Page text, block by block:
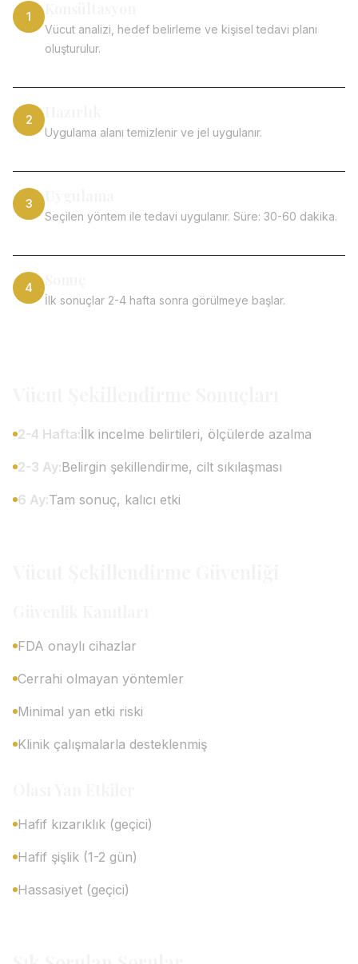
1
Vücut analizi, hedef belirleme ve kişisel tedavi planı
oluşturulur.
2
Uygulama alanı temizlenir ve jel uygulanır.
3
Seçilen yöntem ile tedavi uygulanır. Süre: 30-60 dakika.
4
İlk sonuçlar 2-4 hafta sonra görülmeye başlar.
2-4 Hafta:İlk incelme belirtileri, ölçülerde azalma
2-3 Ay:Belirgin şekillendirme, cilt sıkılaşması
6 Ay:Tam sonuç, kalıcı etki
FDA onaylı cihazlar
Cerrahi olmayan yöntemler
Minimal yan etki riski
Klinik çalışmalarla desteklenmiş
Hafif kızarıklık (geçici)
Hafif şişlik (1-2 gün)
Hassasiyet (geçici)